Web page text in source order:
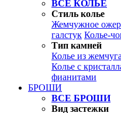
ВСЕ КОЛЬЕ
Стиль колье
Жемчужное
галстук Колье-
Тип камней
Колье из жемчуга
Колье с
фианитами
БРОШИ
ВСЕ БРОШИ
Вид застежки